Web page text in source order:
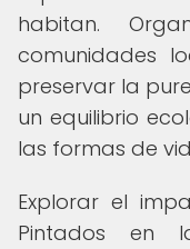
habitan.
comunidades
preservar la
un equilibrio
las formas de
Explorar el
Pintados en